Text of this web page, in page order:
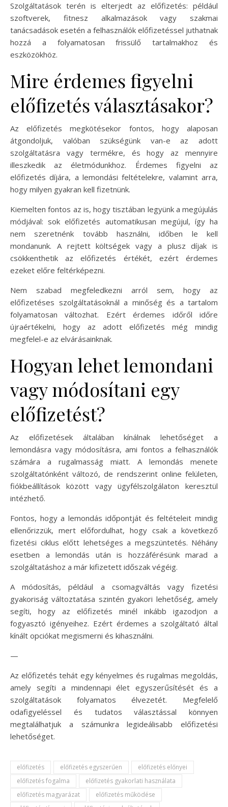
Szolgáltatások terén is elterjedt az előfizetés: például
szoftverek, fitnesz alkalmazások vagy szakmai
tanácsadások esetén a felhasználók előfizetéssel juthatnak
hozzá a folyamatosan frissülő tartalmakhoz és
eszközökhöz.
Mire érdemes figyelni
előfizetés választásakor?
Az előfizetés megkötésekor fontos, hogy alaposan
átgondoljuk, valóban szükségünk van-e az adott
szolgáltatásra vagy termékre, és hogy az mennyire
illeszkedik az életmódunkhoz. Érdemes figyelni az
előfizetés díjára, a lemondási feltételekre, valamint arra,
hogy milyen gyakran kell fizetnünk.
Kiemelten fontos az is, hogy tisztában legyünk a megújulás
módjával: sok előfizetés automatikusan megújul, így ha
nem szeretnénk tovább használni, időben le kell
mondanunk. A rejtett költségek vagy a plusz díjak is
csökkenthetik az előfizetés értékét, ezért érdemes
ezeket előre feltérképezni.
Nem szabad megfeledkezni arról sem, hogy az
előfizetéses szolgáltatásoknál a minőség és a tartalom
folyamatosan változhat. Ezért érdemes időről időre
újraértékelni, hogy az adott előfizetés még mindig
megfelel-e az elvárásainknak.
Hogyan lehet lemondani
vagy módosítani egy
előfizetést?
Az előfizetések általában kínálnak lehetőséget a
lemondásra vagy módosításra, ami fontos a felhasználók
számára a rugalmasság miatt. A lemondás menete
szolgáltatónként változó, de rendszerint online felületen,
fiókbeállítások között vagy ügyfélszolgálaton keresztül
intézhető.
Fontos, hogy a lemondás időpontját és feltételeit mindig
ellenőrizzük, mert előfordulhat, hogy csak a következő
fizetési ciklus előtt lehetséges a megszüntetés. Néhány
esetben a lemondás után is hozzáférésünk marad a
szolgáltatáshoz a már kifizetett időszak végéig.
A módosítás, például a csomagváltás vagy fizetési
gyakoriság változtatása szintén gyakori lehetőség, amely
segíti, hogy az előfizetés minél inkább igazodjon a
fogyasztó igényeihez. Ezért érdemes a szolgáltató által
kínált opciókat megismerni és kihasználni.
—
Az előfizetés tehát egy kényelmes és rugalmas megoldás,
amely segíti a mindennapi élet egyszerűsítését és a
szolgáltatások folyamatos élvezetét. Megfelelő
odafigyeléssel és tudatos választással könnyen
megtalálhatjuk a számunkra legideálisabb előfizetési
lehetőséget.
előfizetés előfizetés egyszerűen
előfizetés előnyei
előfizetés fogalma
előfizetés gyakorlati használata
előfizetés magyarázat
előfizetés működése